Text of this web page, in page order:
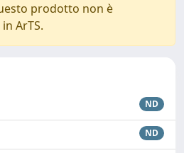
prodotto non è
ArTS.
ND
ND